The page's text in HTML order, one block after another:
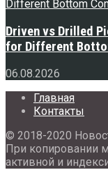
Driven vs Drilled
for Different
06.08.2026
Главная
Контакты
© 2018-2020
При копировании
активной и